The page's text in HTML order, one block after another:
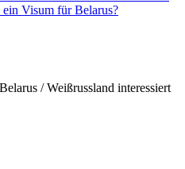
ein Visum für Belarus?
/ Weißrussland interessiert